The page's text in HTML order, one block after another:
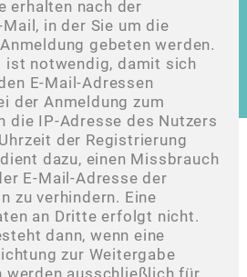
erhalten nach der
in der Sie um die
gebeten werden.
ist notwendig, damit sich
E-Mail-Adressen
der Anmeldung zum
die IP-Adresse des Nutzers
der Registrierung
dazu, einen Missbrauch
E-Mail-Adresse der
zu verhindern. Eine
an Dritte erfolgt nicht.
dann, wenn eine
zur Weitergabe